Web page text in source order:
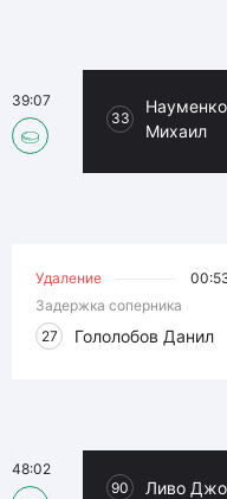
33
Михаил
39:07
Удаление
Задержка соперника
27
Гололобов Данил
90 Ливо
48:02